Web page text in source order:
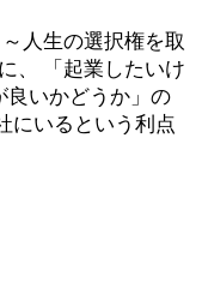
人生の選択権を取
、 「起業したいけ
良いかどうか」の
にいるという利点